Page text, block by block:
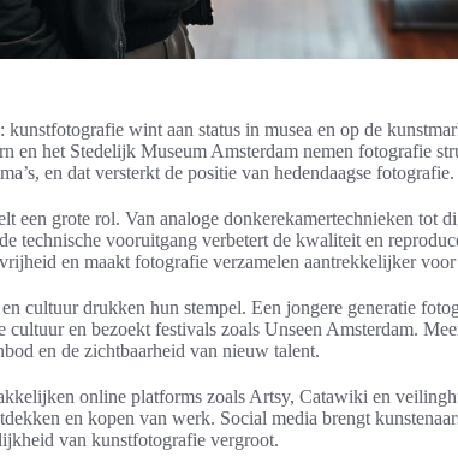
kunstfotografie wint aan status in musea en op de
en het Stedelijk Museum Amsterdam nemen fotografie
en dat versterkt de positie van hedendaagse fotografie.
een grote rol. Van analoge donkerekamertechnieken tot
technische vooruitgang verbetert de kwaliteit en
en maakt fotografie verzamelen aantrekkelijker voor
cultuur drukken hun stempel. Een jongere generatie
cultuur en bezoekt festivals zoals Unseen Amsterdam.
en de zichtbaarheid van nieuw talent.
online platforms zoals Artsy, Catawiki en
en kopen van werk. Social media brengt
van kunstfotografie vergroot.